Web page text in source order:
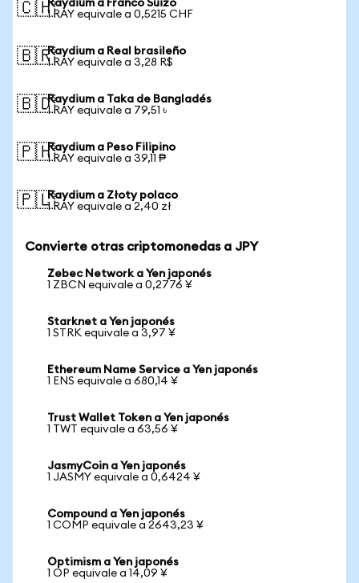
🇨🇭Raydium a Franco Suizo
1 RAY equivale a 0,5215 CHF
🇧🇷Raydium a Real brasileño
1 RAY equivale a 3,28 R$
🇧🇩Raydium a Taka de Bangladés
1 RAY equivale a 79,51 ৳
🇵🇭Raydium a Peso Filipino
1 RAY equivale a 39,11 ₱
🇵🇱Raydium a Złoty polaco
1 RAY equivale a 2,40 zł
Convierte otras criptomonedas a JPY
Zebec Network a Yen japonés
1 ZBCN equivale a 0,2776 ¥
Starknet a Yen japonés
1 STRK equivale a 3,97 ¥
Ethereum Name Service a Yen japonés
1 ENS equivale a 680,14 ¥
Trust Wallet Token a Yen japonés
1 TWT equivale a 63,56 ¥
JasmyCoin a Yen japonés
1 JASMY equivale a 0,6424 ¥
Compound a Yen japonés
1 COMP equivale a 2643,23 ¥
Optimism a Yen japonés
1 OP equivale a 14,09 ¥